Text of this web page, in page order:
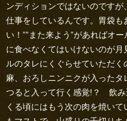
ンディションではないのです
仕事をしているんです。胃袋も
い！””また来よう”があればオ
に食べなくてはいけないのが
ルのタレにくぐらせていただ
麻、おろしニンニクが入った
つると入って行く感覚!？ 飲み
くる頃にはもう次の肉を焼い